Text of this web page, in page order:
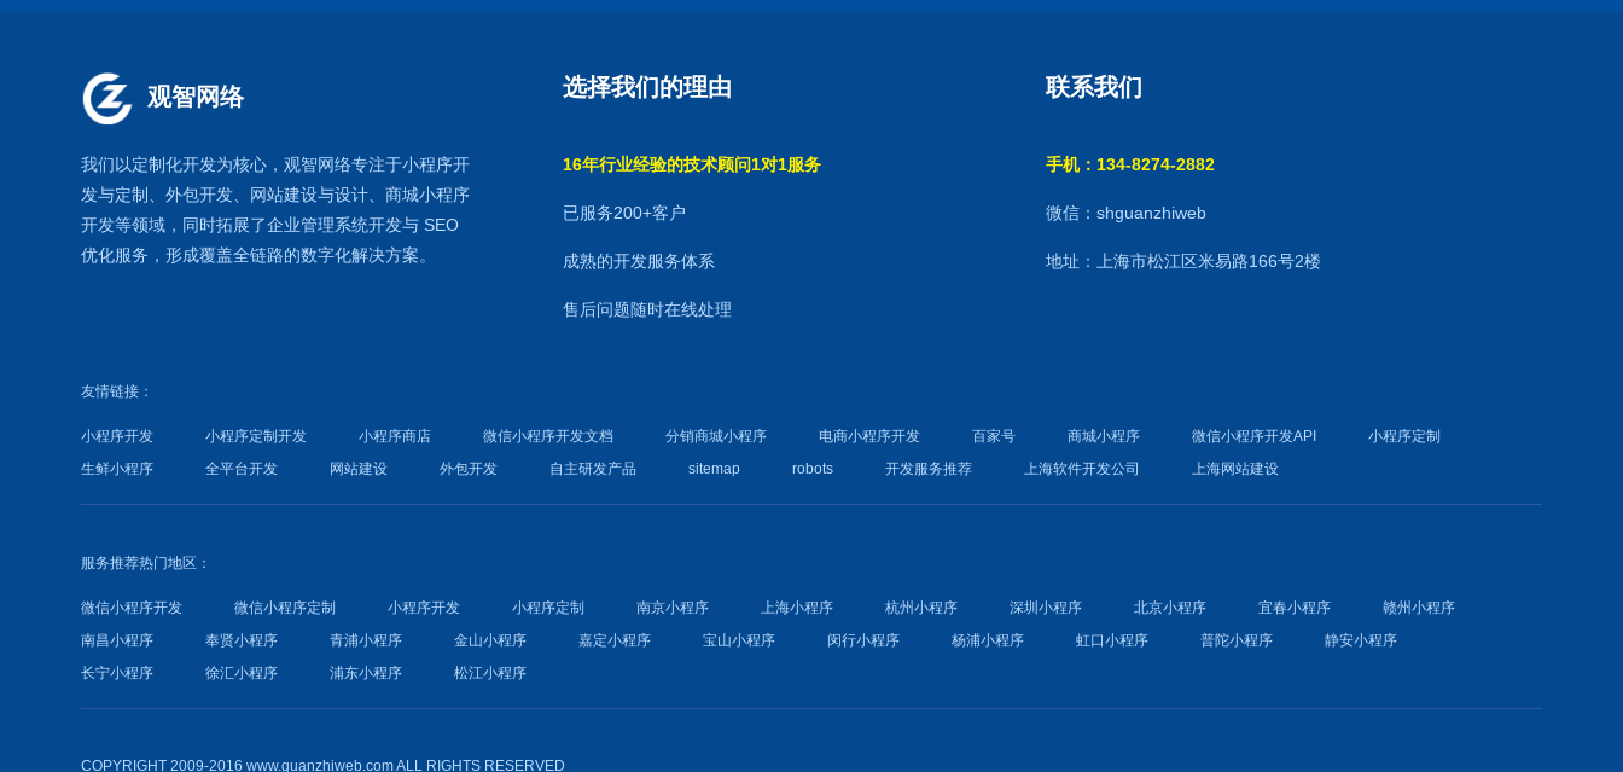
观智网络
我们以定制化开发为核心，观智网络专注于小程序开
发与定制、外包开发、 网站建设与设计、商城小程序
开发等领域，同时拓展了企业管理系统开发与 SEO
优化服务，形成覆盖全链路的数字化解决方案。
选择我们的理由
16年行业经验的技术顾问1对1服务
已服务200+客户
成熟的开发服务体系
售后问题随时在线处理
联系我们
手机：134-8274-2882
微信：shguanzhiweb
地址：上海市松江区米易路166号2楼
友情链接：
小程序开发 小程序定制开发 小程序商店 微信小程序开发文档 分销商城小程序 电商小程序开发 百家号 商城小程序 微信小程序开发API
小程序定制
生鲜小程序
全平台开发 网站建设 外包开发 自主研发产品 sitemap robots 开发服务推荐 上海软件开发公司 上海网站建设
服务推荐热门地区：
微信小程序开发 微信小程序定制 小程序开发 小程序定制 南京小程序 上海小程序 杭州小程序 深圳小程序 北京小程序 宜春小程序
赣州小程序
南昌小程序
奉贤小程序 青浦小程序 金山小程序 嘉定小程序 宝山小程序 闵行小程序 杨浦小程序 虹口小程序 普陀小程序
静安小程序
长宁小程序
徐汇小程序 浦东小程序 松江小程序
COPYRIGHT 2009-2016 www.guanzhiweb.com ALL RIGHTS RESERVED